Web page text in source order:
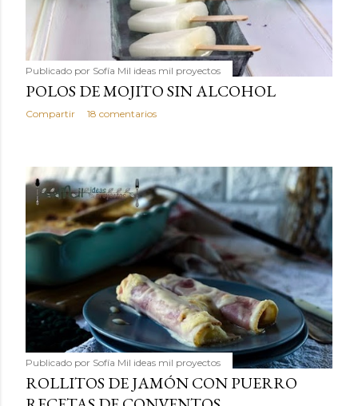
Publicado por Sofía Mil ideas mil proyectos
POLOS DE MOJITO SIN ALCOHOL
Compartir 18 comentarios
Publicado por Sofía Mil ideas mil proyectos
ROLLITOS DE JAMÓN CON PUERRO